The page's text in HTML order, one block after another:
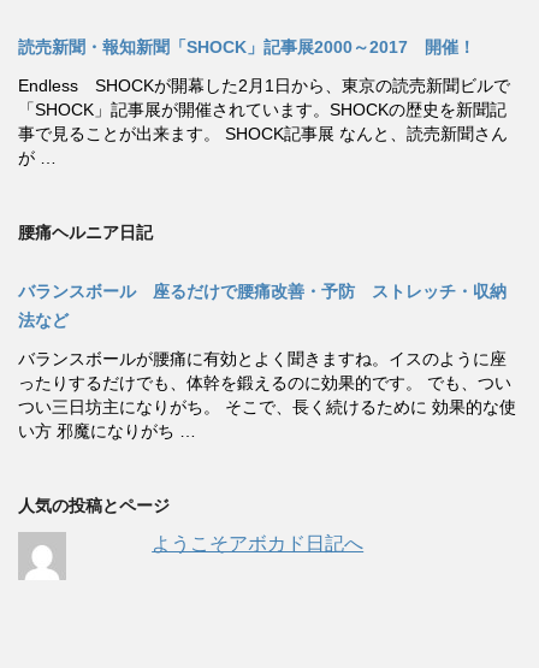
読売新聞・報知新聞「SHOCK」記事展2000～2017 開催！
Endless SHOCKが開幕した2月1日から、東京の読売新聞ビルで
「SHOCK」記事展が開催されています。SHOCKの歴史を新聞記
事で見ることが出来ます。 SHOCK記事展 なんと、読売新聞さん
が …
腰痛ヘルニア日記
バランスボール 座るだけで腰痛改善・予防 ストレッチ・収納
法など
バランスボールが腰痛に有効とよく聞きますね。イスのように座
ったりするだけでも、体幹を鍛えるのに効果的です。 でも、つい
つい三日坊主になりがち。 そこで、長く続けるために 効果的な使
い方 邪魔になりがち …
人気の投稿とページ
ようこそアボカド日記へ